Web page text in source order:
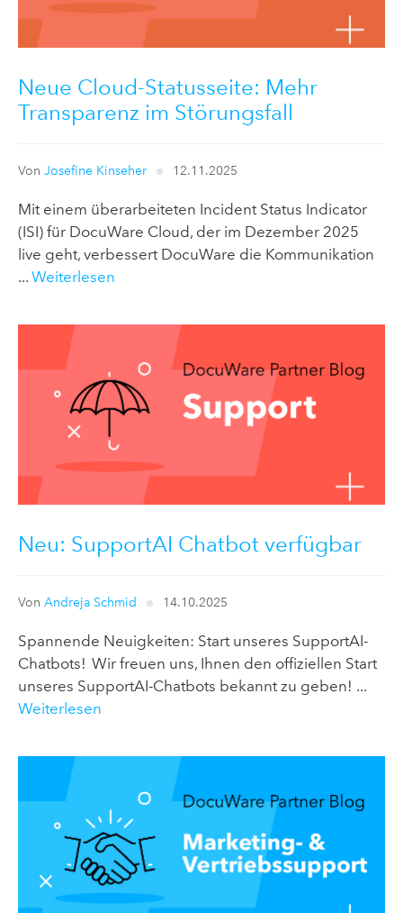
Neue Cloud-Statusseite: Mehr
Transparenz im Störungsfall
Von Josefine Kinseher 12.11.2025
Mit einem überarbeiteten Incident Status Indicator
(ISI) für DocuWare Cloud, der im Dezember 2025
live geht, verbessert DocuWare die Kommunikation
... Weiterlesen
Neu: SupportAI Chatbot verfügbar
Von Andreja Schmid 14.10.2025
Spannende Neuigkeiten: Start unseres SupportAI-
Chatbots! Wir freuen uns, Ihnen den offiziellen Start
unseres SupportAI-Chatbots bekannt zu geben! ...
Weiterlesen